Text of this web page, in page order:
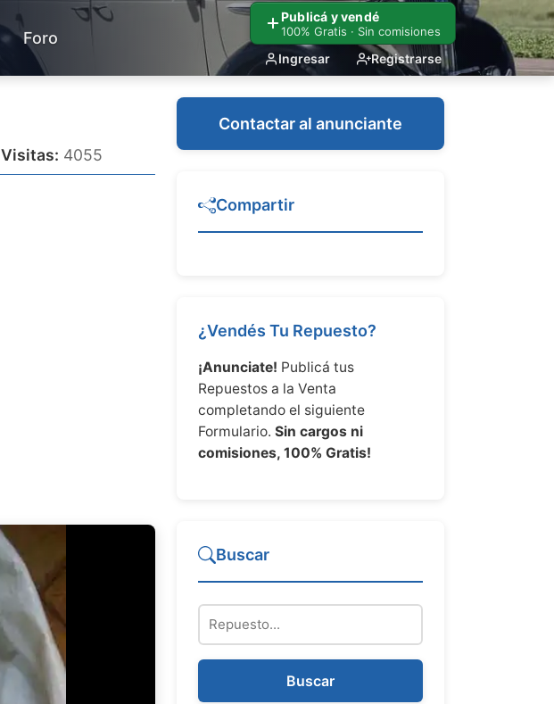
Publicá y vendé
100% Gratis · Sin comisiones
Ingresar Registrarse
Foro
Visitas: 4055
Contactar al anunciante
Compartir
¿Vendés Tu Repuesto?
¡Anunciate! Publicá tus
Repuestos a la Venta
completando el siguiente
Formulario. Sin cargos ni
comisiones, 100% Gratis!
Buscar
Buscar